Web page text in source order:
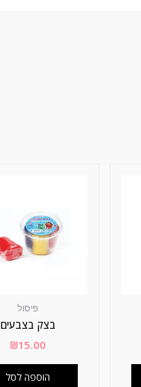
פיסול
בצק בצבעים
₪15.00
הוספה לסל